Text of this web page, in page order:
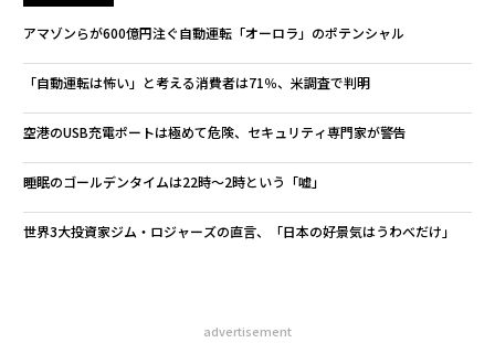
アマゾンらが600億円注ぐ自動運転「オーロラ」のポテンシャル
「自動運転は怖い」と考える消費者は71％、米調査で判明
空港のUSB充電ポートは極めて危険、セキュリティ専門家が警告
睡眠のゴールデンタイムは22時〜2時という「嘘」
世界3大投資家ジム・ロジャーズの直言、「日本の好景気はうわべだけ」
advertisement